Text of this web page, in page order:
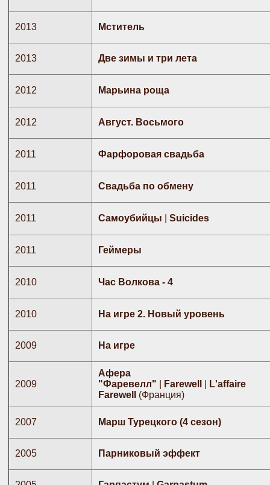
2013 Мститель
2013 Две зимы и три лета
2012 Марьина роща
2012 Август. Восьмого
2011 Фарфоровая свадьба
2011 Свадьба по обмену
2011 Самоубийцы Suicides
2011 Геймеры
2010 Час Волкова - 4
2010 На игре 2. Новый уровень
2009 На игре
2009
Афера
"Фаревелл"
Farewell
L'affaire
Farewell
(Франция)
2007 Марш Турецкого (4 сезон)
2005 Парниковый эффект